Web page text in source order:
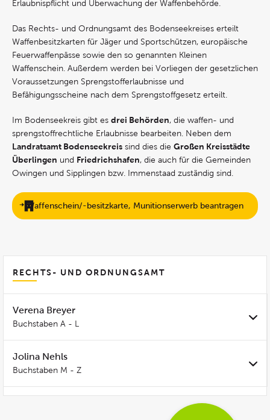
Erlaubnispflicht und Überwachung der Waffenbehörde.
Das Rechts- und Ordnungsamt des Bodenseekreises erteilt
Waffenbesitzkarten für Jäger und Sportschützen, europäische
Feuerwaffenpässe sowie den so genannten Kleinen
Waffenschein. Außerdem werden bei Vorliegen der gesetzlichen
Voraussetzungen Sprengstofferlaubnisse und
Befähigungsscheine nach dem Sprengstoffgesetz erteilt.
Im Bodenseekreis gibt es drei Behörden, die waffen- und
sprengstoffrechtliche Erlaubnisse bearbeiten. Neben dem
Landratsamt Bodenseekreis sind dies die Großen Kreisstädte
Überlingen und Friedrichshafen, die auch für die Gemeinden
Owingen und Sipplingen bzw. Immenstaad zuständig sind.
Waffenschein/-besitzkarte, Munitionserwerb beantragen
RECHTS- UND ORDNUNGSAMT
Verena Breyer
Buchstaben A - L
Jolina Nehls
Buchstaben M - Z